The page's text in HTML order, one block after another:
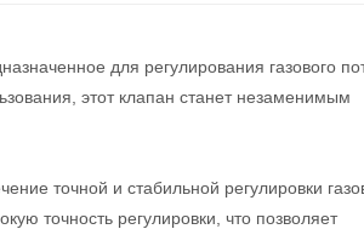
для регулирования газового
этот клапан станет незаменимым
точной и стабильной регулировки
точность регулировки, что позволяет